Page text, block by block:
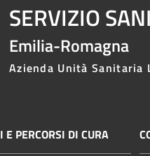
SERVIZIO
Emilia-Romagna
Azienda Unità Sanitaria
E PERCORSI DI CURA